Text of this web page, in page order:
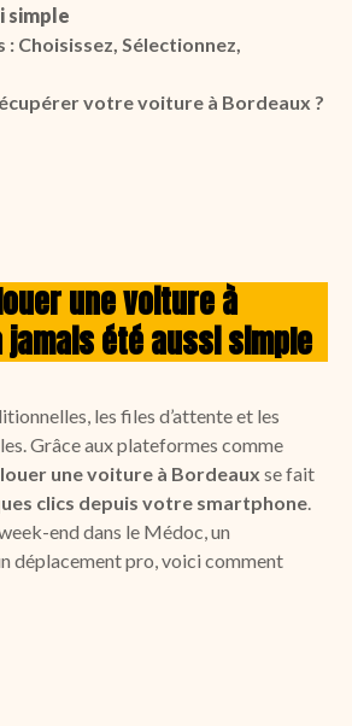
simple
: Choisissez, Sélectionnez,
votre voiture à Bordeaux ?
une voiture à
jamais été aussi simple
les files d’attente et les
Grâce aux plateformes comme
louer une voiture à Bordeaux se fait
clics depuis votre smartphone
end dans le Médoc, un
déplacement pro, voici comment